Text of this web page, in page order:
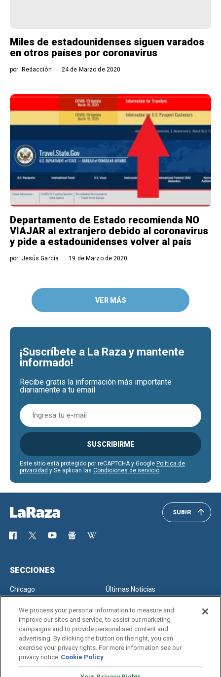
Miles de estadounidenses siguen varados
en otros países por coronavirus
por Redacción 24 de Marzo de 2020
Departamento de Estado recomienda NO
VIAJAR al extranjero debido al coronavirus
y pide a estadounidenses volver al país
por Jesús García 19 de Marzo de 2020
VER MÁS
¡Suscríbete a La Raza y mantente
informado!
Recibe gratis la información más importante
diariamente a tu email
SUSCRIBIRME
Este sitio está protegido por reCAPTCHA y Google Política de
privacidad y Se aplican las Condiciones de servicio.
SUBIR
SECCIONES
Chicago
Últimas Noticias
SERVICIOS
Newsletter
Edición Impresa
We process your personal information to measure and
improve our sites and service, to assist our marketing
campaigns and to provide personalised content and
advertising. By clicking the button on the right, you can
exercise your privacy rights. For more information see our
privacy notice Cookie Policy